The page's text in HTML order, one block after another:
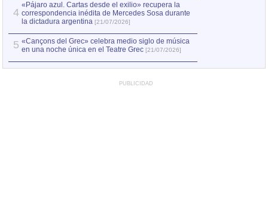
4
«Pájaro azul. Cartas desde el exilio» recupera la
correspondencia inédita de Mercedes Sosa durante
la dictadura argentina [21/07/2026]
5 «Cançons del Grec» celebra medio siglo de música
en una noche única en el Teatre Grec [21/07/2026]
PUBLICIDAD